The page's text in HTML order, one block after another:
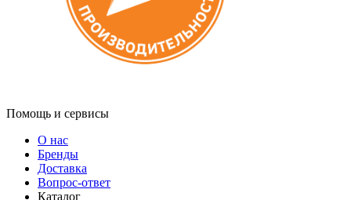
Помощь и сервисы
О нас
Бренды
Доставка
Вопрос-ответ
Каталог